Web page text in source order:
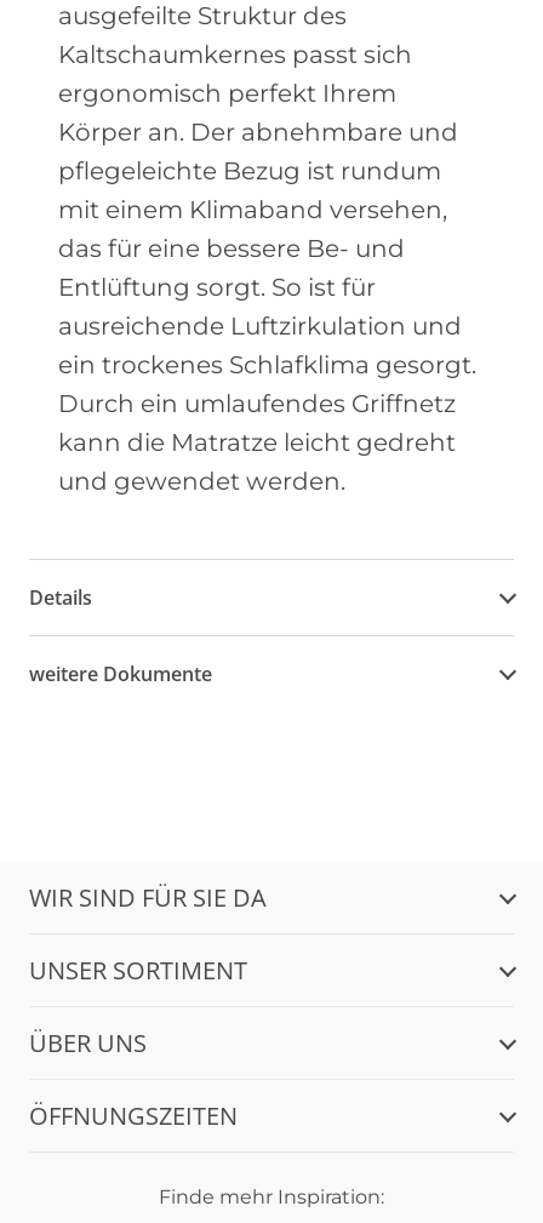
ausgefeilte Struktur des
Kaltschaumkernes passt sich
ergonomisch perfekt Ihrem
Körper an. Der abnehmbare und
pflegeleichte Bezug ist rundum
mit einem Klimaband versehen,
das für eine bessere Be- und
Entlüftung sorgt. So ist für
ausreichende Luftzirkulation und
ein trockenes Schlafklima gesorgt.
Durch ein umlaufendes Griffnetz
kann die Matratze leicht gedreht
und gewendet werden.
Details
weitere Dokumente
WIR SIND FÜR SIE DA
UNSER SORTIMENT
ÜBER UNS
ÖFFNUNGSZEITEN
Finde mehr Inspiration: